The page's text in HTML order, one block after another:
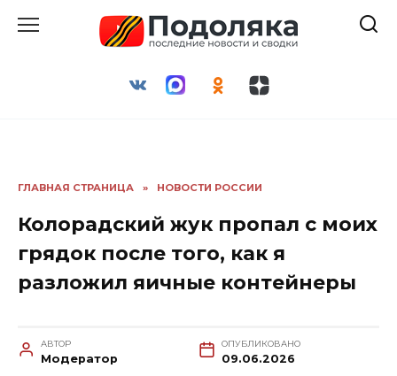
ГЛАВНАЯ СТРАНИЦА » НОВОСТИ РОССИИ
Колорадский жук пропал с моих
грядок после того, как я
разложил яичные контейнеры
АВТОР
Модератор
ОПУБЛИКОВАНО
09.06.2026